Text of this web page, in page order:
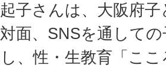
子さんは、大阪府
面、SNSを通して
、性・生教育「こ